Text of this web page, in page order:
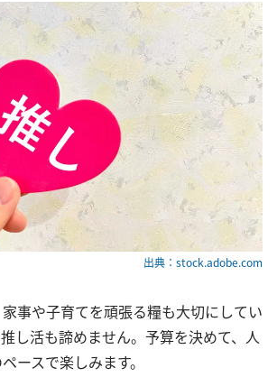
出典：stock.adobe.com
事や子育てを頑張る糧も大切にしてい
し活も諦めません。予算を決めて、人
ースで楽しみます。